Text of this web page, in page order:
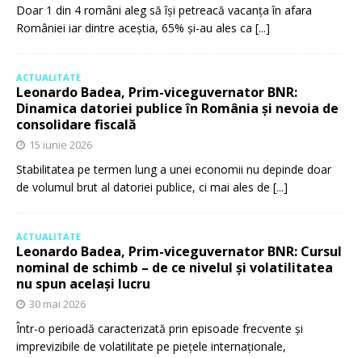
Doar 1 din 4 români aleg să își petreacă vacanța în afara
României iar dintre aceștia, 65% și-au ales ca [...]
ACTUALITATE
Leonardo Badea, Prim-viceguvernator BNR:
Dinamica datoriei publice în România și nevoia de
consolidare fiscală
15 iunie 2026
Stabilitatea pe termen lung a unei economii nu depinde doar
de volumul brut al datoriei publice, ci mai ales de [...]
ACTUALITATE
Leonardo Badea, Prim-viceguvernator BNR: Cursul
nominal de schimb – de ce nivelul și volatilitatea
nu spun același lucru
30 mai 2026
Într-o perioadă caracterizată prin episoade frecvente și
imprevizibile de volatilitate pe piețele internaționale,